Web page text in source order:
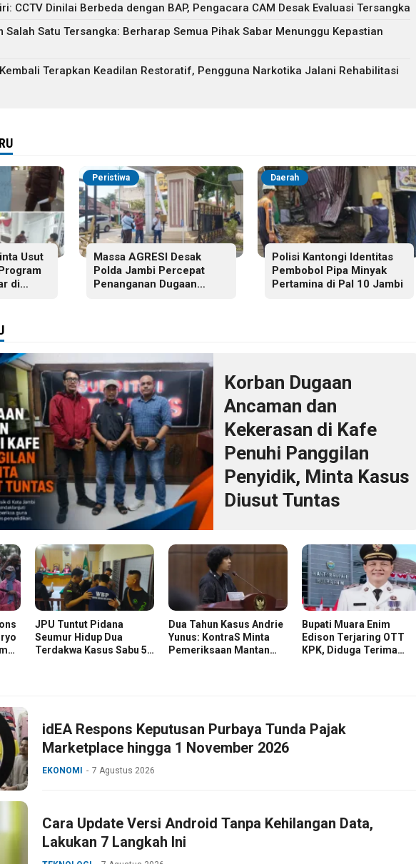
CCTV Dinilai Berbeda dengan BAP, Pengacara CAM Desak Evaluasi Tersangka
Salah Satu Tersangka: Berharap Semua Pihak Sabar Menunggu Kepastian
Terapkan Keadilan Restoratif, Pengguna Narkotika Jalani Rehabilitasi
Usut
di
Peristiwa
Massa AGRESI Desak
Polda Jambi Percepat
Penanganan Dugaan
Daerah
Polisi Kantongi Identitas
Pembobol Pipa Minyak
Pertamina di Pal 10 Jambi
Korban Dugaan
Ancaman dan
Kekerasan di Kafe
Penuhi Panggilan
Penyidik, Minta Kasus
Diusut Tuntas
JPU Tuntut Pidana
Seumur Hidup Dua
Terdakwa Kasus Sabu 58
Dua Tahun Kasus Andrie
Yunus: KontraS Minta
Pemeriksaan Mantan
Bupati Muara Enim
Edison Terjaring OTT
KPK, Diduga Terima
idEA Respons Keputusan Purbaya Tunda Pajak
Marketplace hingga 1 November 2026
EKONOMI 7 Agustus 2026
Cara Update Versi Android Tanpa Kehilangan Data,
Lakukan 7 Langkah Ini